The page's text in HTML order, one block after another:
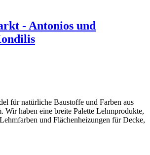
- Antonios und
für natürliche Baustoffe und Farben aus
haben eine breite Palette Lehmprodukte,
und Flächenheizungen für Decke,